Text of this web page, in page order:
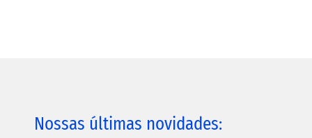
Nossas últimas novidades: